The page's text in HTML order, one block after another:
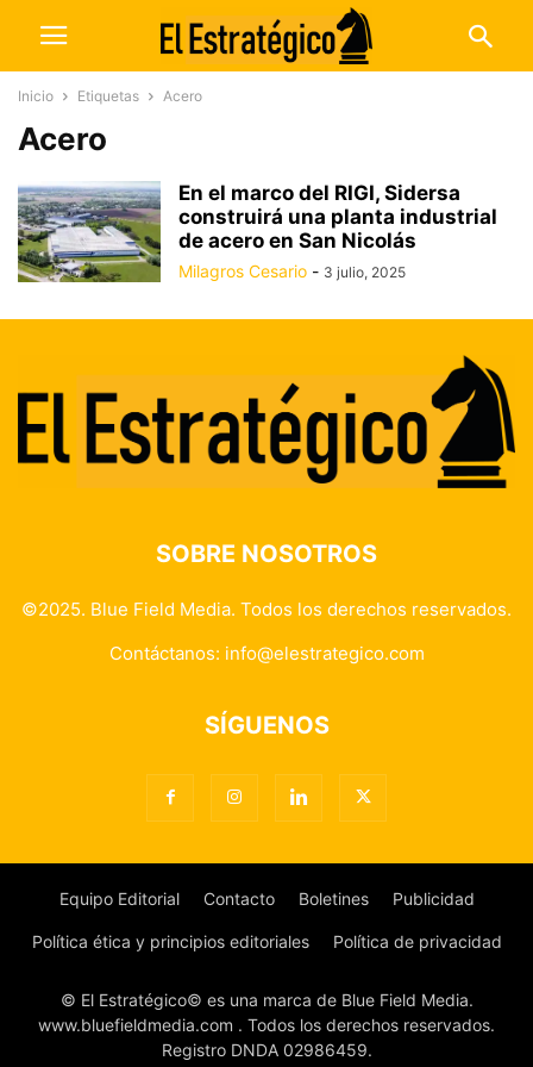
Inicio Etiquetas Acero
Acero
En el marco del RIGI, Sidersa
construirá una planta industrial
de acero en San Nicolás
Milagros Cesario - 3 julio, 2025
SOBRE NOSOTROS
©2025. Blue Field Media. Todos los derechos reservados.
Contáctanos: info@elestrategico.com
SÍGUENOS
Equipo Editorial Contacto Boletines Publicidad
Política ética y principios editoriales Política de privacidad
© El Estratégico© es una marca de Blue Field Media.
www.bluefieldmedia.com . Todos los derechos reservados.
Registro DNDA 02986459.